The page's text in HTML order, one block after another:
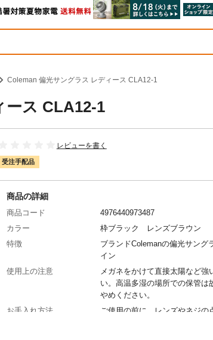
Coleman 偏光サングラス レディース CLA12-1
ース CLA12-1
レビューを書く
受注手配品
商品の詳細
商品コード
4976440973487
カラー
枠ブラック レンズブラウン
特徴
ブランドColemanの偏光サン
イン
使用上の注意
メガネをかけて直接太陽など強
い。高温多湿の場所での保管は
やめください。
お手入れ方法
ご使用の前に、レンズやネジの